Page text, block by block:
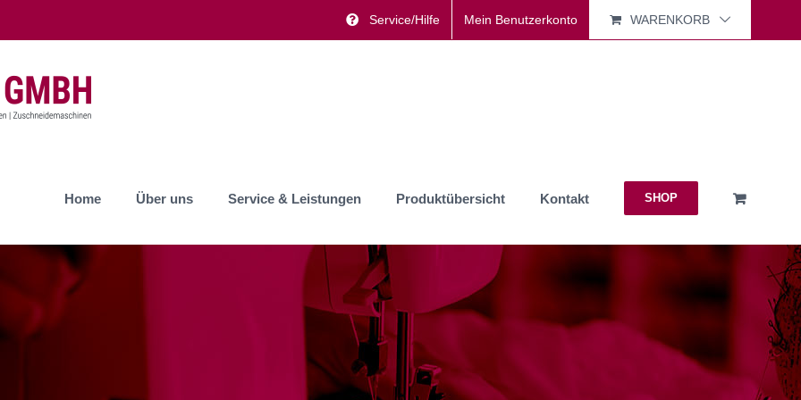
Service/Hilfe Mein Benutzerkonto WARENKORB
Home Über uns Service & Leistungen Produktübersicht Kontakt SHOP